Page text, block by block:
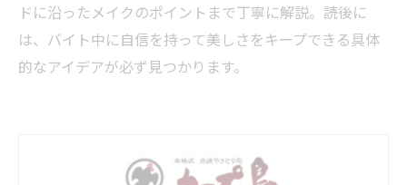
ドに沿ったメイクのポイントまで丁寧に解説。読後に
は、バイト中に自信を持って美しさをキープできる具体
的なアイデアが必ず見つかります。